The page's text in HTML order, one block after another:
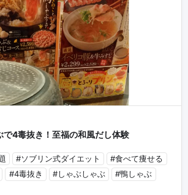
で4毒抜き！至福の和風だし体験
#ソブリン式ダイエット
#食べて痩せる
#4毒抜き #しゃぶしゃぶ
#鴨しゃぶ